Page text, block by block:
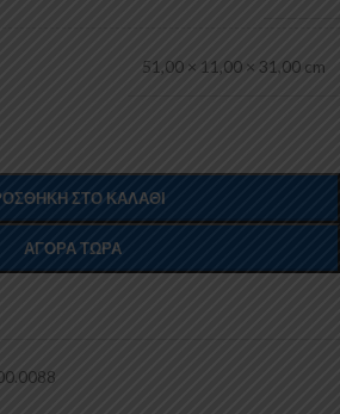
51,00 × 11,00 × 31,00 cm
ΣΤΟ ΚΑΛΆΘΙ
ΑΓΟΡΆ ΤΏΡΑ